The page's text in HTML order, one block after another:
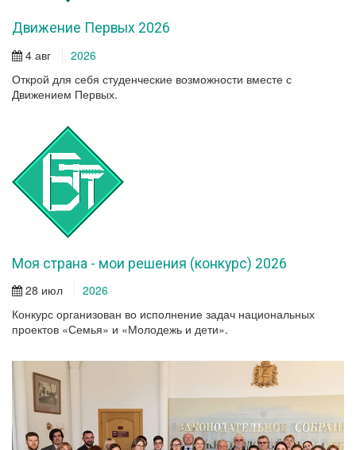
Движение Первых 2026
4 авг
2026
Открой для себя студенческие возможности вместе с
Движением Первых.
Моя страна - мои решения (конкурс) 2026
28 июл
2026
Конкурс организован во исполнение задач национальных
проектов «Семья» и «Молодежь и дети».